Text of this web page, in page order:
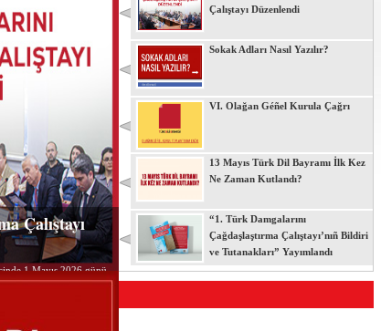
Çalıştayı Düzenlendi
Sokak Adları Nasıl Yazılır?
VI. Olağan Géñel Kurula Çağrı
13 Mayıs Türk Dil Bayramı İlk Kez
Ne Zaman Kutlandı?
“1. Türk Damgalarını
Çağdaşlaştırma Çalıştayı’nıñ Bildiri
ve Tutanakları” Yayımlandı
Çalıştayı
1 Mayıs 2026 günü